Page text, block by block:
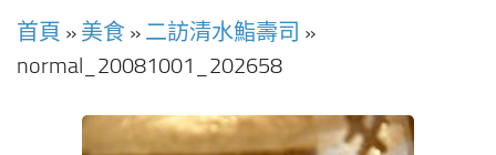
首頁 » 美食 » 二訪清水鮨壽司 »
normal_20081001_202658